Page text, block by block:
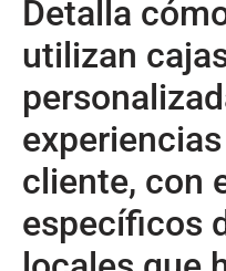
Detalla
utilizan
cliente, con
específicos